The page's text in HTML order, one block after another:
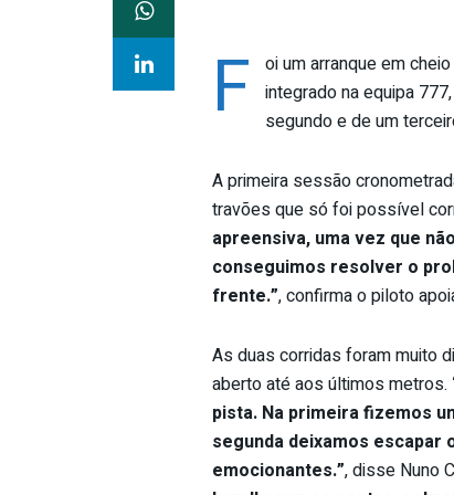
F
oi um arranque em
integrado na equipa
segundo e de um
A primeira sessão
travões que só foi possível
apreensiva, uma vez que
conseguimos resolver o
frente.”, confirma o piloto
As duas corridas foram muito
aberto até aos últimos metros.
pista. Na primeira fizemos
segunda deixamos escapar
emocionantes.”, disse Nuno